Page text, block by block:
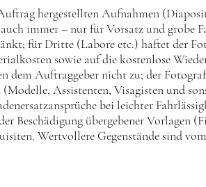
hergestellten Aufnahmen
immer – nur für Vorsatz und grobe
für Dritte (Labore etc.) haftet der
sowie auf die kostenlose
dem Auftraggeber nicht zu; der
Assistenten, Visagisten und
bei leichter
Beschädigung übergebener Vorlagen
Wertvollere Gegenstände sind